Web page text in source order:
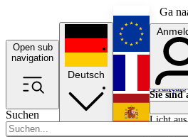
Ga
Open sub
navigation
Suchen
Deutsch
English
Français
Sie sind
Licht aus